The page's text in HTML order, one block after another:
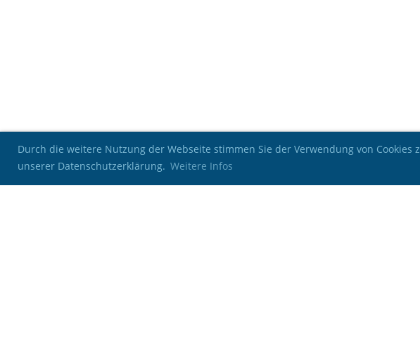
Durch die weitere Nutzung der Webseite stimmen Sie der Verwendung von
unserer Datenschutzerklärung. Weitere Infos